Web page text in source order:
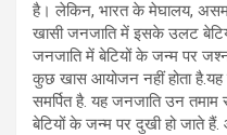
है। लेकिन, भारत के मेघालय, असम
खासी जनजाति में इसके उलट
जनजाति में बेटियों के जन्‍म पर
कुछ खास आयोजन नहीं होता है.यह
समर्पित है. यह जनजाति उन तमाम
बेटियों के जन्‍म पर दुखी हो जाते हैं.